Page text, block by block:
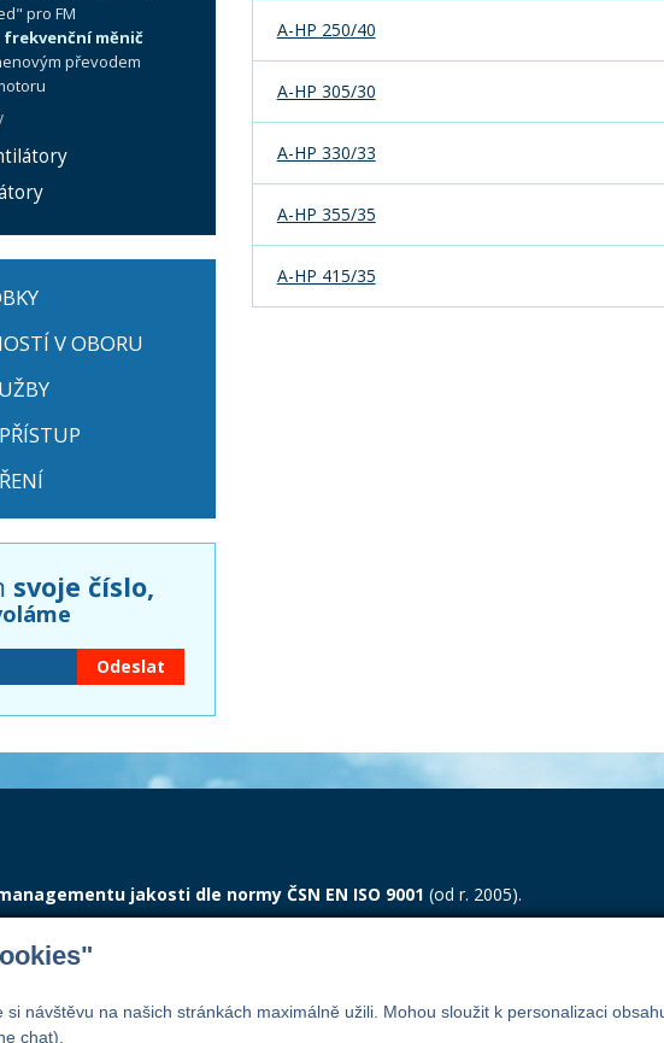
návštěvu na našich stránkách maximálně užili. Mohou sloužit k personalizaci
chat).
A-HP 250/40
A-HP 305/30
A-HP 330/33
A-HP 355/35
A-HP 415/35
pro FM
frekvenční měnič
převodem
V OBORU
svoje číslo,
jakosti dle normy ČSN EN ISO 9001 (od r. 2005).
certifikačním orgánem LL-C Certification s.r.o. a potvrzuje, že zavedený
jakosti odpovídá požadavkům ČSN EN ISO 9001:2015.
42014103